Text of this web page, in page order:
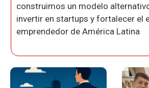
construimos un modelo
invertir en startups y fortalecer el
emprendedor de América Latina